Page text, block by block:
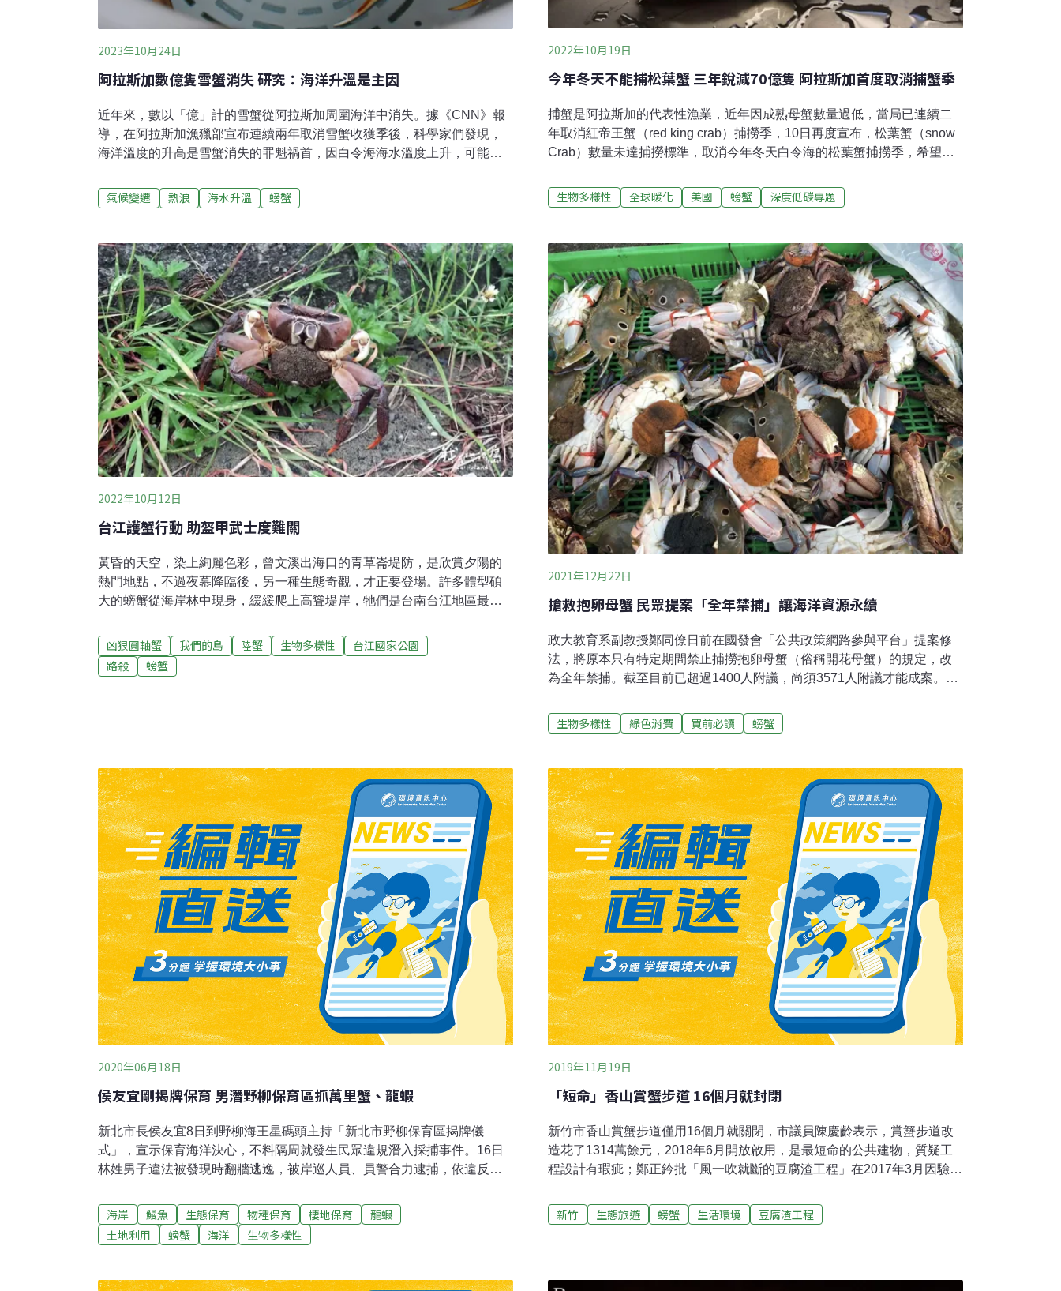
2023年10月24日
阿拉斯加數億隻雪蟹消失 研究：海洋升溫是主因
近年來，數以「億」計的雪蟹從阿拉斯加周圍海洋中消失。據《CNN》報
導，在阿拉斯加漁獵部宣布連續兩年取消雪蟹收獲季後，科學家們發現，
海洋溫度的升高是雪蟹消失的罪魁禍首，因白令海海水溫度上升，可能導
近白令海東部的「海洋熱浪」與2021年開始出現雪蟹消失的問題間，存在
著不可忽視的關聯性。「過度捕撈」無法解釋雪蟹數量為何下降「當我第
國國家海洋與大氣管理局漁業生物學家科迪・斯祖瓦爾斯基（Cody
Szuwalski）直言。他說，每個看到研究結果的人，都期盼這只是調查中的
一個錯誤，希望明年有機會看到更多螃蟹。
氣候變遷 熱浪 海水升溫 螃蟹
2022年10月19日
今年冬天不能捕松葉蟹 三年銳減70億隻 阿拉斯加首度取消捕蟹季
捕蟹是阿拉斯加的代表性漁業，近年因成熟母蟹數量過低，當局已連續二
年取消紅帝王蟹（red king crab）捕撈季，10日再度宣布，松葉蟹（snow
Crab）數量未達捕撈標準，取消今年冬天白令海的松葉蟹捕撈季，希望藉
2018年到2021年三年間，松葉蟹數量已從80億隻降到10億隻。相關調查仍
在進行中，除了人為捕撈外，專家認為當地海水變暖或許是松葉蟹大量死
松葉蟹在2018年約有80億隻，但到2021年只剩下10億隻，數量減少近九
成。當地生物學家和官員討論後決定暫停今年冬天的松葉蟹捕撈季。阿拉
斯加漁獵部研究員達利（Benjamin Daly）告訴《CNN》，松葉蟹是白令海
商業螃蟹捕撈中產量最大的。松葉蟹減少數十億隻中有很多的母蟹跟幼
蟹，這是很大的警訊。
生物多樣性 全球暖化 美國 螃蟹 深度低碳專題
2022年10月12日
台江護蟹行動 助盔甲武士度難關
黃昏的天空，染上絢麗色彩，曾文溪出海口的青草崙堤防，是欣賞夕陽的
熱門地點，不過夜幕降臨後，另一種生態奇觀，才正要登場。許多體型碩
大的螃蟹從海岸林中現身，緩緩爬上高聳堤岸，牠們是台南台江地區最具
的螃蟹，統稱為陸蟹，部分陸蟹的幼體需要在海水中成長，因此每到繁殖
期，陸蟹媽媽們就必須降海釋幼。陸蟹研究學者劉烘昌調查，台江地區的
凶狠圓軸蟹，主要在6到9月的滿月與新月期間釋幼，牠們在海浪召喚下往
牠們的食物大多是落葉、其他動物的屍體或排泄物，看起來不登大雅之
堂，卻扮演著驅動生態系中物質循
凶狠圓軸蟹 我們的島 陸蟹 生物多樣性
台江國家公園
路殺
螃蟹
2021年12月22日
搶救抱卵母蟹 民眾提案「全年禁捕」讓海洋資源永續
政大教育系副教授鄭同僚日前在國發會「公共政策網路參與平台」提案修
法，將原本只有特定期間禁止捕撈抱卵母蟹（俗稱開花母蟹）的規定，改
為全年禁捕。截至目前已超過1400人附議，尚須3571人附議才能成案。所
邊緣的細毛上，經過一段時間後才會孵化。由於螃蟹一年可產卵多次，全
年都有可能捕撈到開花母蟹，只是其主要繁殖高峰期約在每年8月至12月
資源永續利用之前提下」，將禁捕期訂在每年8月16日至11月15日。
生物多樣性 綠色消費 買前必讀 螃蟹
2020年06月18日
侯友宜剛揭牌保育 男潛野柳保育區抓萬里蟹、龍蝦
新北市長侯友宜8日到野柳海王星碼頭主持「新北市野柳保育區揭牌儀
式」，宣示保育海洋決心，不料隔周就發生民眾違規潛入採捕事件。16日
林姓男子違法被發現時翻牆逃逸，被岸巡人員、員警合力逮捕，依違反漁
人員趕緊通報金山警分局野柳派出所協助圍捕，合力將林男逮獲。清查共
有龍蝦4隻、海戰車2隻、螃蟹1隻、鰻魚1條、各類魚種7條、海膽7顆等。
林男被帶回安檢所內調查，供稱不知為保育區，海巡訊後依漁業法第44條
積極保育海洋生態與維護海洋資源，對於從事違規行為者將積極查處，也
海岸 鰻魚 生態保育 物種保育 棲地保育
龍蝦
土地利用
螃蟹 海洋 生物多樣性
2019年11月19日
「短命」香山賞蟹步道 16個月就封閉
新竹市香山賞蟹步道僅用16個月就關閉，市議員陳慶齡表示，賞蟹步道改
造花了1314萬餘元，2018年6月開放啟用，是最短命的公共建物，質疑工
程設計有瑕疵；鄭正鈐批「風一吹就斷的豆腐渣工程」在2017年3月因驗收
來在完工啟用5個月後內政部才同意備查，結果今年10月1日米塔颱風來
襲，新竹市沒放颱風假，卻把賞蟹步道吹斷了。產發處說明，受到米塔颱
土木技師檢討，建議拆除損壞帽梁及鋪面整修，並建議進行補強工程，另
新竹 生態旅遊 螃蟹 生活環境 豆腐渣工程